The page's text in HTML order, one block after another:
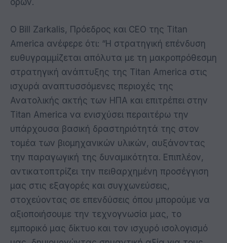
Ο Bill Zarkalis, Πρόεδρος και CEO της Titan
America ανέφερε ότι: “Η στρατηγική επένδυση
ευθυγραμμίζεται απόλυτα με τη μακροπρόθεσμη
στρατηγική ανάπτυξης της Titan America στις
ισχυρά αναπτυσσόμενες περιοχές της
Ανατολικής ακτής των ΗΠΑ και επιτρέπει στην
Titan America να ενισχύσει περαιτέρω την
υπάρχουσα βασική δραστηριότητά της στον
τομέα των βιομηχανικών υλικών, αυξάνοντας
την παραγωγική της δυναμικότητα. Επιπλέον,
αντικατοπτρίζει την πειθαρχημένη προσέγγιση
μας στις εξαγορές και συγχωνεύσεις,
στοχεύοντας σε επενδύσεις όπου μπορούμε να
αξιοποιήσουμε την τεχνογνωσία μας, το
εμπορικό μας δίκτυο και τον ισχυρό ισολογισμό